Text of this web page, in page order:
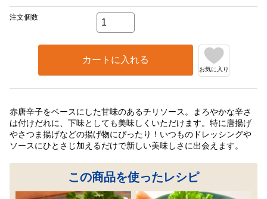
注文個数
カートに入れる
お気に入り
赤唐辛子をベースにした甘味のあるチリソース。まろやかな辛さ
は付けだれに、下味としても美味しくいただけます。特に唐揚げ
やさつま揚げなどの揚げ物にぴったり！いつものドレッシングや
ソースにひとさじ加えるだけで新しい美味しさに出会えます。
この商品を使ったレシピ